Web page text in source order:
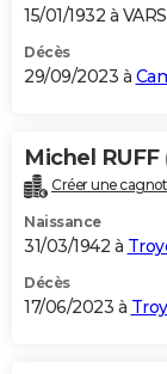
15/01/1932 à
Décès
29/09/2023 à
Michel RUFF
Créer une
Naissance
31/03/1942 à
Décès
17/06/2023 à